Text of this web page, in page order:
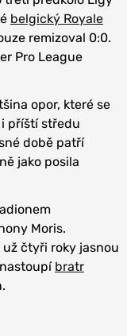
belgický Royale
remizoval 0:0.
Pro League
opor, které se
příští středu
době patří
jako posila
Moris.
čtyři roky jasnou
bratr